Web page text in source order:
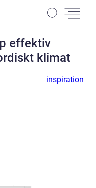
effektiv
klimat
inspiration